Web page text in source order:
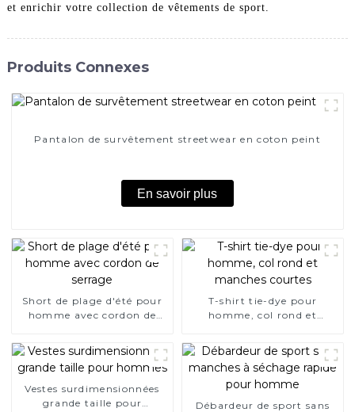
et enrichir votre collection de vêtements de sport.
Produits Connexes
Pantalon de survêtement streetwear en coton peint
En savoir plus
Short de plage d'été pour
homme avec cordon de
T-shirt tie-dye pour
homme, col rond et
Vestes surdimensionnées
grande taille pour
Débardeur de sport sans